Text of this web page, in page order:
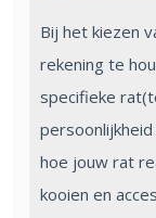
Bij het kiezen
rekening te
specifieke
hoe jouw rat
kooien en